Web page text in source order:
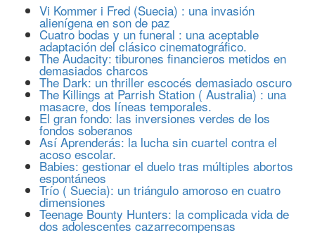
Vi Kommer i Fred (Suecia) : una invasión
alienígena en son de paz
Cuatro bodas y un funeral : una aceptable
adaptación del clásico cinematográfico.
The Audacity: tiburones financieros metidos en
demasiados charcos
The Dark: un thriller escocés demasiado oscuro
The Killings at Parrish Station ( Australia) : una
masacre, dos líneas temporales.
El gran fondo: las inversiones verdes de los
fondos soberanos
Así Aprenderás: la lucha sin cuartel contra el
acoso escolar.
Babies: gestionar el duelo tras múltiples abortos
espontáneos
Trío ( Suecia): un triángulo amoroso en cuatro
dimensiones
Teenage Bounty Hunters: la complicada vida de
dos adolescentes cazarrecompensas